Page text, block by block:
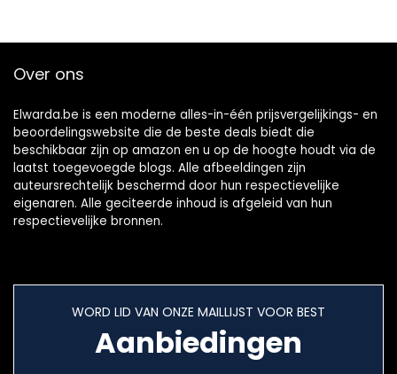
Over ons
Elwarda.be is een moderne alles-in-één prijsvergelijkings- en
beoordelingswebsite die de beste deals biedt die
beschikbaar zijn op amazon en u op de hoogte houdt via de
laatst toegevoegde blogs. Alle afbeeldingen zijn
auteursrechtelijk beschermd door hun respectievelijke
eigenaren. Alle geciteerde inhoud is afgeleid van hun
respectievelijke bronnen.
WORD LID VAN ONZE MAILLIJST VOOR BEST
Aanbiedingen